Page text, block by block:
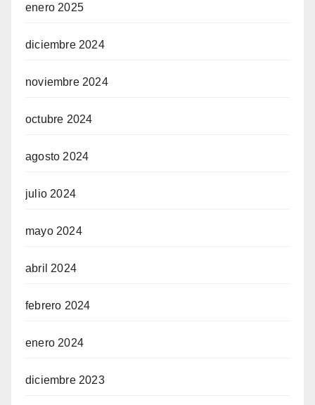
enero 2025
diciembre 2024
noviembre 2024
octubre 2024
agosto 2024
julio 2024
mayo 2024
abril 2024
febrero 2024
enero 2024
diciembre 2023